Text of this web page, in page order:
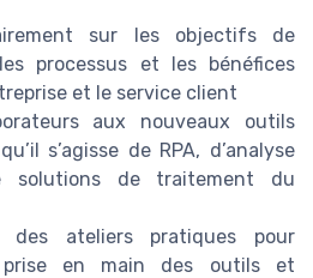
sur les objectifs de
processus et les bénéfices
et le service client
aux nouveaux outils
s’agisse de RPA, d’analyse
solutions de traitement du
des ateliers pratiques pour
prise en main des outils et